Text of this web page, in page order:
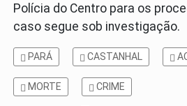
Polícia do Centro para os
caso segue sob investigação.
PARÁ CASTANHAL
MORTE CRIME